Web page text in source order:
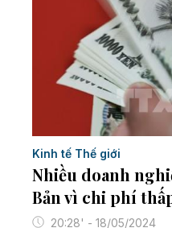
Kinh tế Thế giới
Nhiều doanh
Bản vì chi phí
20:28' - 18/05/2024